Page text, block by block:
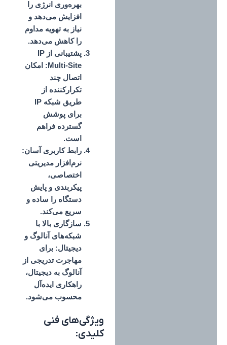
بهره‌وری انرژی را
افزایش می‌دهد و
نیاز به تهویه مداوم
را کاهش می‌دهد.
پشتیبانی از IP
Multi-Site:
امکان
اتصال چند
تکرارکننده از
طریق شبکه IP
برای پوشش
گسترده فراهم
است.
رابط کاربری آسان:
نرم‌افزار مدیریتی
اختصاصی،
پیکربندی و پایش
دستگاه را ساده و
سریع می‌کند.
سازگاری بالا با
شبکه‌های آنالوگ و
دیجیتال: برای
مهاجرت تدریجی از
آنالوگ به دیجیتال،
راهکاری ایده‌آل
محسوب می‌شود.
ویژگی‌های فنی
کلیدی: